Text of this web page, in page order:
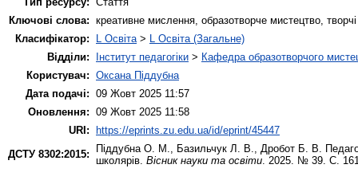
Ключові слова: креативне мислення, образотворче мистецтво, творчі
Класифікатор:
L Освіта > L Освіта (Загальне)
Відділи:
Інститут педагогіки > Кафедра образотворчого
Користувач: Оксана Піддубна
Дата подачі: 09 Жовт 2025 11:57
Оновлення: 09 Жовт 2025 11:58
URI: https://eprints.zu.edu.ua/id/eprint/45447
ДСТУ 8302:2015:
Піддубна О. М. Базильчук Л. В. Дробот Б. В.
школярів. Вісник науки та освіти . 2025. № 39. С.